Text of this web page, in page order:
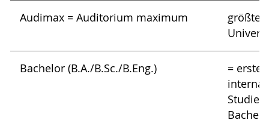
Audimax = Auditorium maximum
größter
Bachelor (B.A./B.Sc./B.Eng.)
=